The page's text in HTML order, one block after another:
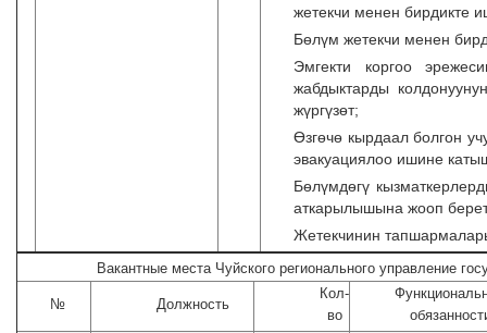
жетекчи менен бирдикте
Бөлүм жетекчи менен
Эмгекти коргоо
жабдыктарды
жүргүзөт;
Өзгөчө кырдаал болгон
эвакуациялоо ишине
Бѳлүмдѳгү
аткарылышына жооп
Жетекчинин
Вакантные места Чуйского регионального управление
№ Должность
Кол-
во